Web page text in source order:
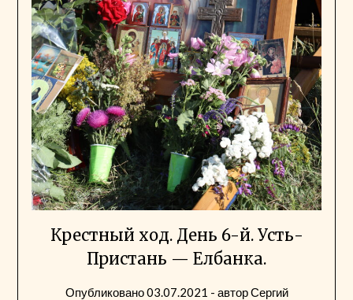
Крестный ход. День 6-й. Усть-
Пристань — Елбанка.
Опубликовано03.07.2021 - авторСергий